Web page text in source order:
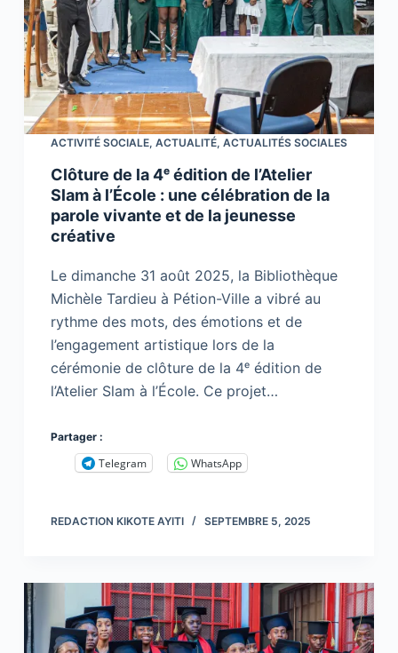
ACTIVITÉ SOCIALE, ACTUALITÉ, ACTUALITÉS SOCIALES
Clôture de la 4ᵉ édition de l’Atelier
Slam à l’École : une célébration de la
parole vivante et de la jeunesse
créative
Le dimanche 31 août 2025, la Bibliothèque
Michèle Tardieu à Pétion-Ville a vibré au
rythme des mots, des émotions et de
l’engagement artistique lors de la
cérémonie de clôture de la 4ᵉ édition de
l’Atelier Slam à l’École. Ce projet…
Partager :
Telegram WhatsApp
REDACTION KIKOTE AYITI SEPTEMBRE 5, 2025